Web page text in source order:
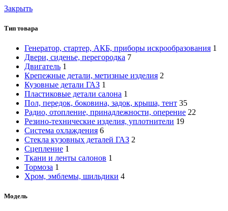
Закрыть
Тип товара
Генератор, стартер, АКБ, приборы искрообразования 1
Двери, сиденье, перегородка 7
Двигатель 1
Крепежные детали, метизные изделия 2
Кузовные детали ГАЗ 1
Пластиковые детали салона 1
Пол, передок, боковина, задок, крыша, тент 35
Радио, отопление, принадлежности, оперение 22
Резино-технические изделия, уплотнители 19
Система охлаждения 6
Стекла кузовных деталей ГАЗ 2
Сцепление 1
Ткани и ленты салонов 1
Тормоза 1
Хром, эмблемы, шильдики 4
Модель